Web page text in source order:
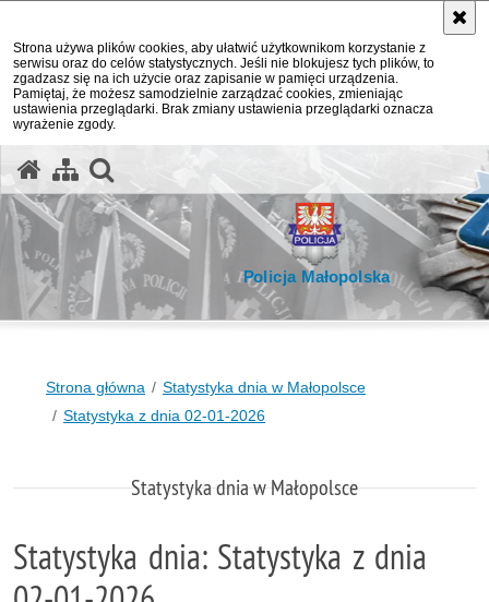
Strona używa plików cookies, aby ułatwić użytkownikom korzystanie z
serwisu oraz do celów statystycznych. Jeśli nie blokujesz tych plików, to
zgadzasz się na ich użycie oraz zapisanie w pamięci urządzenia.
Pamiętaj, że możesz samodzielnie zarządzać cookies, zmieniając
ustawienia przeglądarki. Brak zmiany ustawienia przeglądarki oznacza
wyrażenie zgody.
Policja Małopolska
Strona główna
Statystyka dnia w Małopolsce
Statystyka z dnia 02-01-2026
Statystyka dnia w Małopolsce
Statystyka dnia: Statystyka z dnia